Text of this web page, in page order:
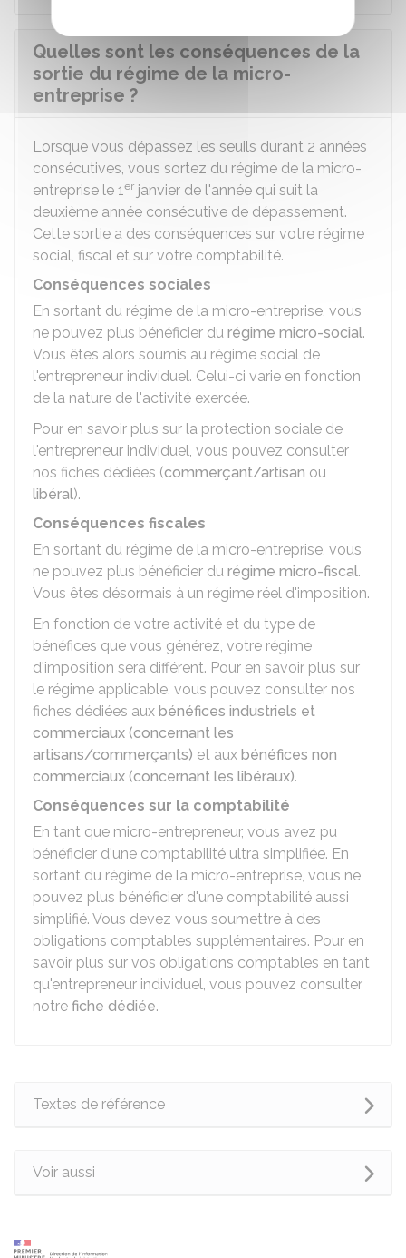
Quelles sont les conséquences de la
sortie du régime de la micro-
entreprise ?
Lorsque vous dépassez les seuils durant 2 années
consécutives, vous sortez du régime de la micro-
entreprise le 1er janvier de l'année qui suit la
deuxième année consécutive de dépassement.
Cette sortie a des conséquences sur votre régime
social, fiscal et sur votre comptabilité.
Conséquences sociales
En sortant du régime de la micro-entreprise, vous
ne pouvez plus bénéficier du régime micro-social.
Vous êtes alors soumis au régime social de
l'entrepreneur individuel. Celui-ci varie en fonction
de la nature de l'activité exercée.
Pour en savoir plus sur la protection sociale de
l'entrepreneur individuel, vous pouvez consulter
nos fiches dédiées (commerçant/artisan ou
libéral).
Conséquences fiscales
En sortant du régime de la micro-entreprise, vous
ne pouvez plus bénéficier du régime micro-fiscal.
Vous êtes désormais à un régime réel d'imposition.
En fonction de votre activité et du type de
bénéfices que vous générez, votre régime
d'imposition sera différent. Pour en savoir plus sur
le régime applicable, vous pouvez consulter nos
fiches dédiées aux bénéfices industriels et
commerciaux (concernant les
artisans/commerçants) et aux bénéfices non
commerciaux (concernant les libéraux).
Conséquences sur la comptabilité
En tant que micro-entrepreneur, vous avez pu
bénéficier d'une comptabilité ultra simplifiée. En
sortant du régime de la micro-entreprise, vous ne
pouvez plus bénéficier d'une comptabilité aussi
simplifié. Vous devez vous soumettre à des
obligations comptables supplémentaires. Pour en
savoir plus sur vos obligations comptables en tant
qu'entrepreneur individuel, vous pouvez consulter
notre fiche dédiée.
Textes de référence
Voir aussi